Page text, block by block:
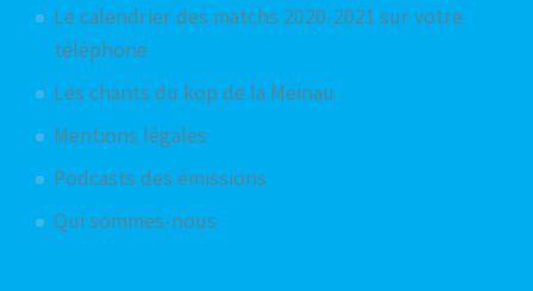
Le calendrier des matchs 2020-2021 sur votre
téléphone
Les chants du kop de la Meinau
Mentions légales
Podcasts des émissions
Qui sommes-nous